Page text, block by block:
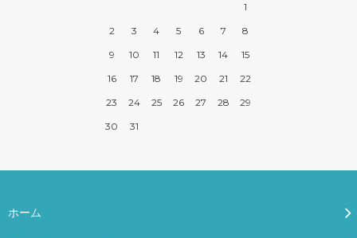
1
2
3 4 5 6 7
8
9
10 11 12 13 14
15
16
17 18 19 20 21
22
23
24 25 26 27 28
29
30
31
ホーム